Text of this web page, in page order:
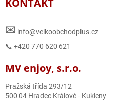
✉ info@velkoobchodplus.cz
📞 +420 770 620 621
MV enjoy, s.r.o.
Pražská třída 293/12
500 04 Hradec Králové - Kukleny